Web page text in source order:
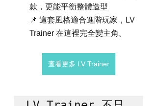
款，更能平衡整體造型
📌 這套風格適合進階玩家，LV
Trainer 在這裡完全變主角。
查看更多 LV Trainer